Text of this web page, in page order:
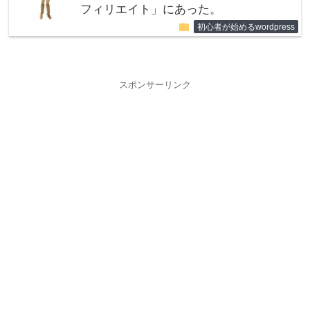
フィリエイト」にあった。
folder 初心者が始めるwordpress
スポンサーリンク